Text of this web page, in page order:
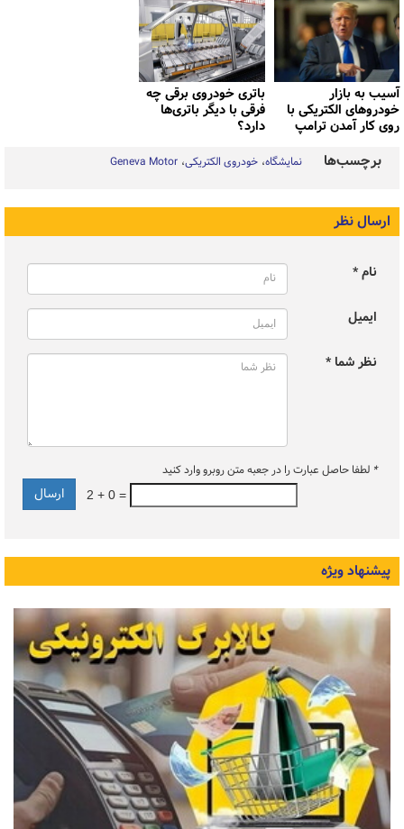
آسیب به بازار
خودروهای الکتریکی با
روی کار آمدن ترامپ
باتری خودروی برقی چه
فرقی با دیگر باتری‌ها
دارد؟
برچسب‌ها نمایشگاه خودروی الکتریکی Geneva Motor
ارسال نظر
نام *
ایمیل
نظر شما *
* لطفا حاصل عبارت را در جعبه متن روبرو وارد کنید
2 + 0 =
پیشنهاد ویژه